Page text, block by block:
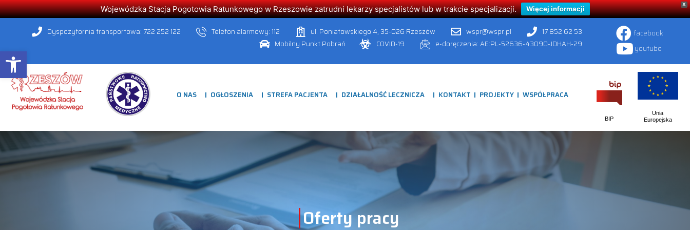
Open toolbar
X
Wojewódzka Stacja Pogotowia Ratunkowego w Rzeszowie zatrudni lekarzy specjalistów lub w trakcie specjalizacji. Więcej informacji
Dyspozytornia transportowa: 722 252 122 Telefon alarmowy: 112 ul. Poniatowskiego 4, 35-026 Rzeszów wspr@wspr.pl
17 852 62 53
Mobilny Punkt Pobrań
COVID-19 e-doręczenia: AE:PL-52636-43090-JDHAH-29
facebook
youtube
O NAS OGŁOSZENIA STREFA PACJENTA DZIAŁALNOŚĆ LECZNICZA KONTAKT PROJEKTY WSPÓŁPRACA
BIP
Unia
Europejska
Oferty pracy